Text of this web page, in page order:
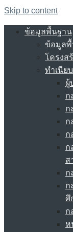
Skip to content
ข้อมูลพื้นฐาน
ข้อมูล
โครงส
ทำเนีย
ผู้
ก
ก
ก
ก
ก
ส
ก
ก
ศึ
ก
ห